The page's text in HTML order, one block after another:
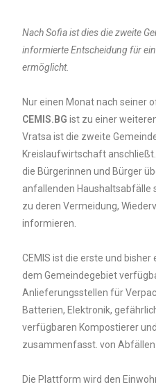
Nach Sofia ist dies die zweite
informierte Entscheidung für
ermöglicht.
Nur einen Monat nach seiner
CEMIS.BG ist zu einer
Vratsa ist die zweite
Kreislaufwirtschaft
die Bürgerinnen und Bürger
anfallenden Haushaltsabfälle
zu deren Vermeidung,
informieren.
CEMIS ist die erste und
dem Gemeindegebiet
Anlieferungsstellen für
Batterien, Elektronik,
verfügbaren Kompostierer
zusammenfasst. von
Die Plattform wird den